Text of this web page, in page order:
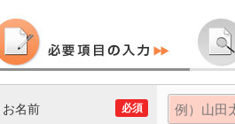
必須
お名前